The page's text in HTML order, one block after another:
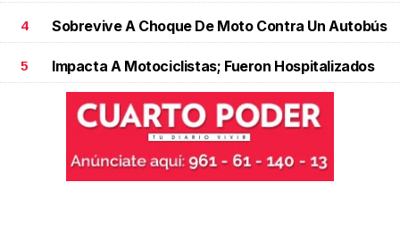
4 Sobrevive A Choque De Moto Contra Un Autobús
5 Impacta A Motociclistas; Fueron Hospitalizados